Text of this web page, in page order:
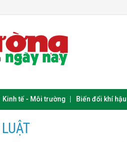
Kinh tế - Môi trường Biến đổi khí hậu